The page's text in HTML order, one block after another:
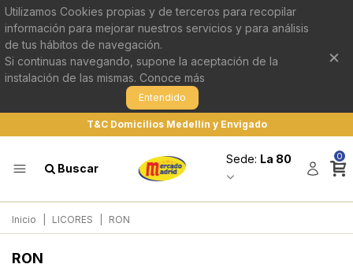
Utilizamos Cookies propias y de terceros para recopilar
información para mejorar nuestros servicios y para análisis
de tus hábitos de navegación.
Si continuas navegando, supone la aceptación de la
instalación de las mismas. Conoce más
Entendido
×
T&C Domicilios Medellín y Envigado
Buscar
Sede: La 80 0
Inicio LICORES RON
RON